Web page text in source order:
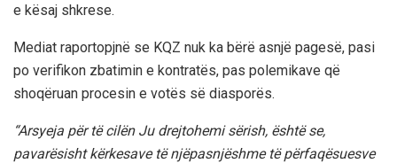
e kësaj shkrese.
Mediat raportopjnë se KQZ nuk ka bërë asnjë pagesë, pasi
po verifikon zbatimin e kontratës, pas polemikave që
shoqëruan procesin e votës së diasporës.
“Arsyeja për të cilën Ju drejtohemi sërish, është se,
pavarësisht kërkesave të njëpasnjëshme të përfaqësuesve